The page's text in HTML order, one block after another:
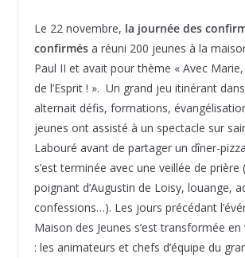
Le 22 novembre, la journée des
confirmés a réuni 200 jeunes à la
Paul II et avait pour thème « Avec
de l’Esprit ! ». Un grand jeu itinérant
alternait défis, formations,
jeunes ont assisté à un spectacle sur
Labouré avant de partager un dîner-
s’est terminée avec une veillée de prière
poignant d’Augustin de Loisy, louange,
confessions…). Les jours précédant
Maison des Jeunes s’est transformée
: les animateurs et chefs d’équipe du